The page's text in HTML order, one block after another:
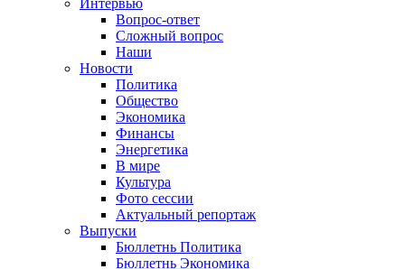
Интервью
Вопрос-ответ
Сложный вопрос
Наши
Новости
Политика
Общество
Экономика
Финансы
Энергетика
В мире
Культура
Фото сессии
Актуальный репортаж
Выпуски
Бюллетнь Политика
Бюллетнь Экономика